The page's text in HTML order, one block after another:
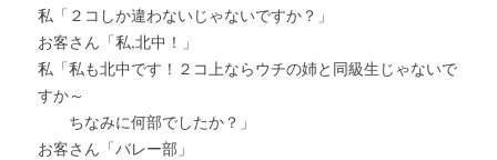
私「２コしか違わないじゃないですか？」
お客さん「私,北中！」
私「私も北中です！２コ上ならウチの姉と同級生じゃないで
すか～
ちなみに何部でしたか？」
お客さん「バレー部」